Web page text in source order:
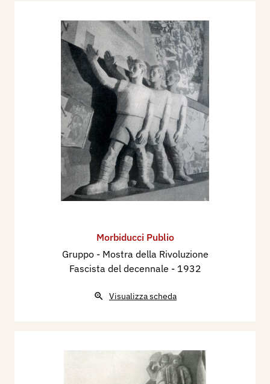
Morbiducci Publio
Gruppo - Mostra della Rivoluzione
Fascista del decennale - 1932
Visualizza scheda